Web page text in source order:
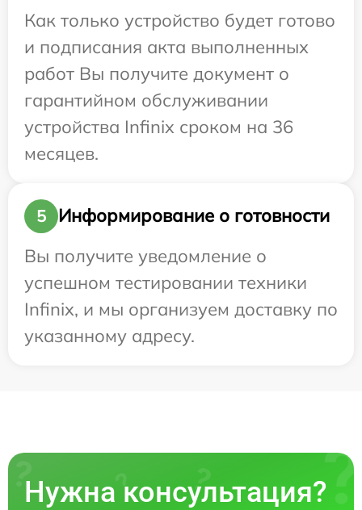
Как только устройство будет готово
и подписания акта выполненных
работ Вы получите документ о
гарантийном обслуживании
устройства Infinix сроком на 36
месяцев.
5
Информирование о готовности
Вы получите уведомление о
успешном тестировании техники
Infinix, и мы организуем доставку по
указанному адресу.
Нужна консультация?